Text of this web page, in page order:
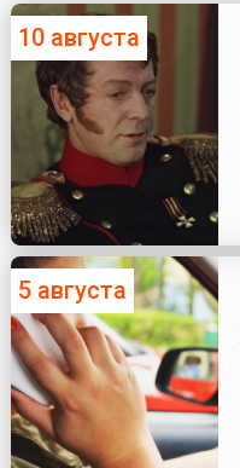
10 августа
5 августа